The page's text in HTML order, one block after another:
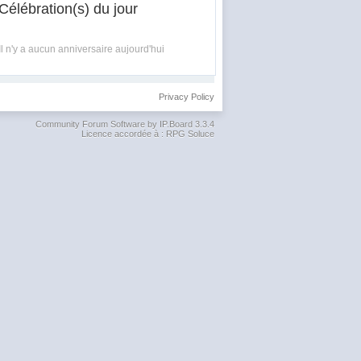
Célébration(s) du jour
Il n'y a aucun anniversaire aujourd'hui
Privacy Policy
Community Forum Software by IP.Board 3.3.4
Licence accordée à : RPG Soluce